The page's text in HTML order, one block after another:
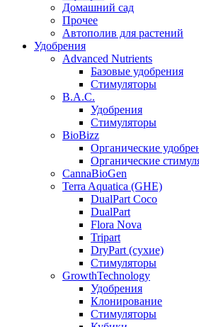
Домашний сад
Прочее
Автополив для растений
Удобрения
Advanced Nutrients
Базовые удобрения
Стимуляторы
B.A.C.
Удобрения
Стимуляторы
BioBizz
Органические
Органические
CannaBioGen
Terra Aquatica (GHE)
DualPart Coco
DualPart
Flora Nova
Tripart
DryPart (сухие)
Стимуляторы
GrowthTechnology
Удобрения
Клонирование
Стимуляторы